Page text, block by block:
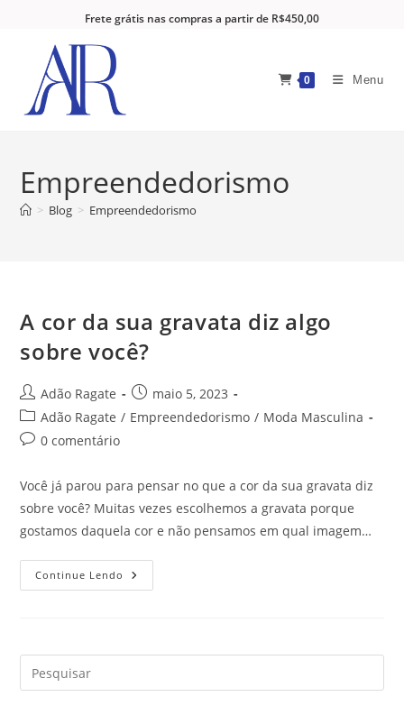
Frete grátis nas compras a partir de R$450,00
0 Menu
Empreendedorismo
> Blog > Empreendedorismo
A cor da sua gravata diz algo
sobre você?
Adão Ragate
maio 5, 2023
Adão Ragate / Empreendedorismo / Moda Masculina
0 comentário
Você já parou para pensar no que a cor da sua gravata diz
sobre você? Muitas vezes escolhemos a gravata porque
gostamos daquela cor e não pensamos em qual imagem…
Continue Lendo